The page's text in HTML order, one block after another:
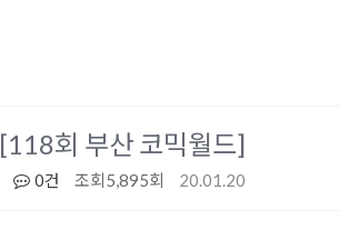
[118회 부산 코믹월드]
0건 조회5,895회 20.01.20